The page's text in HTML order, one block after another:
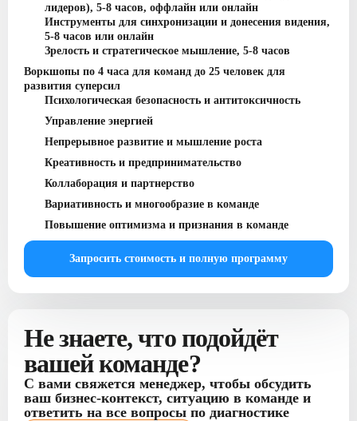
лидеров), 5-8 часов, оффлайн или онлайн
Инструменты для синхронизации и донесения видения,
5-8 часов или онлайн
Зрелость и стратегическое мышление, 5-8 часов
Воркшопы по 4 часа для команд до 25 человек для
развития суперсил
Психологическая безопасность и антитоксичность
Управление энергией
Непрерывное развитие и мышление роста
Креативность и предпринимательство
Коллаборация и партнерство
Вариативность и многообразие в команде
Повышение оптимизма и признания в команде
Запросить стоимость и полную программу
Не знаете, что подойдёт
вашей команде?
С вами свяжется менеджер, чтобы обсудить
ваш бизнес-контекст, ситуацию в команде и
ответить на все вопросы по диагностике